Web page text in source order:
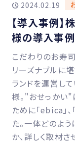
2024.02.19
【導入事例
様の導入事
こだわりのお寿
リーズナブルに
ランドを運営し
様。"おせっかい
ために「ebica」
た。一体どのよ
か、詳しく取材さ